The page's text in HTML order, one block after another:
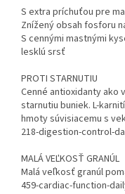
S extra príchuťou pre
Znížený obsah fosforu
S cennými mastnými
lesklú srsť
PROTI STARNUTIU
Cenné antioxidanty ako
starnutiu buniek. L-
hmoty súvisiacemu s
218-digestion-control-
MALÁ VEĽKOSŤ GRANÚL
Malá veľkosť granúl
459-cardiac-function-